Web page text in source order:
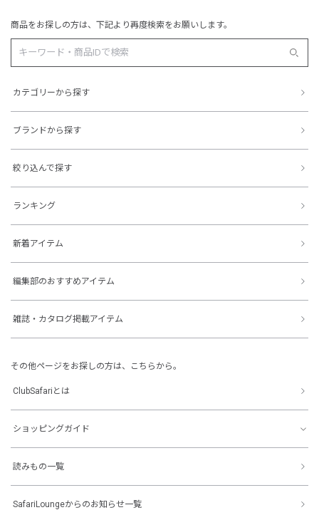
商品をお探しの方は、下記より再度検索をお願いします。
カテゴリーから探す
ブランドから探す
絞り込んで探す
ランキング
新着アイテム
編集部のおすすめアイテム
雑誌・カタログ掲載アイテム
その他ページをお探しの方は、こちらから。
ClubSafariとは
ショッピングガイド
読みもの一覧
SafariLoungeからのお知らせ一覧